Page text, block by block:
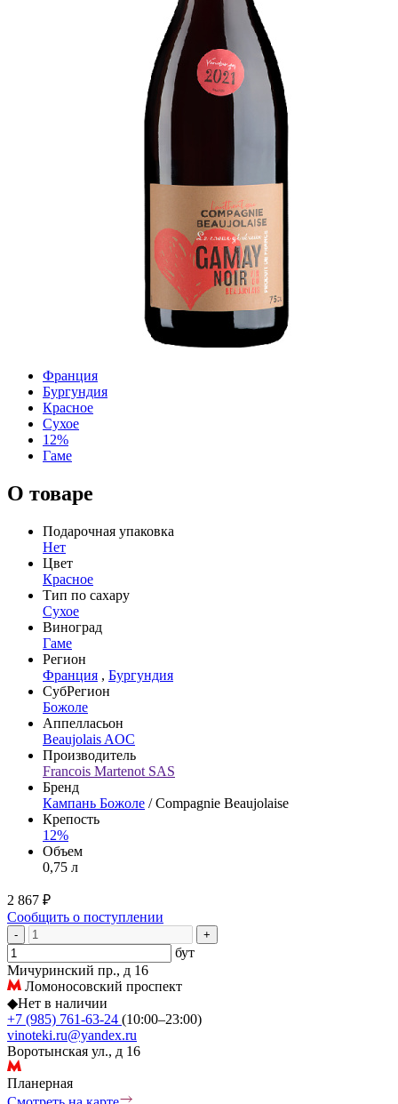
Франция
Бургундия
Красное
Сухое
12%
Гаме
О товаре
Подарочная упаковка
Нет
Цвет
Красное
Тип по сахару
Сухое
Виноград
Гаме
Регион
Франция , Бургундия
СубРегион
Божоле
Аппелласьон
Beaujolais AOC
Производитель
Francois Martenot SAS
Бренд
Кампань Божоле / Compagnie Beaujolaise
Крепость
12%
Объем
0,75 л
2 867 ₽
Сообщить о поступлении
- +
бут
Мичуринский пр., д 16
Ломоносовский проспект
◆Нет в наличии
+7 (985) 761-63-24 (10:00–23:00)
vinoteki.ru@yandex.ru
Воротынская ул., д 16
Планерная